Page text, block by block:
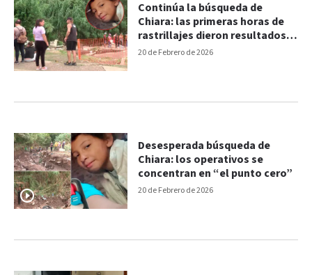
20 de Febrero de 2026
Continúa la búsqueda de
Chiara: las primeras horas de
rastrillajes dieron resultados
negativos
20 de Febrero de 2026
Desesperada búsqueda de
Chiara: los operativos se
concentran en “el punto cero”